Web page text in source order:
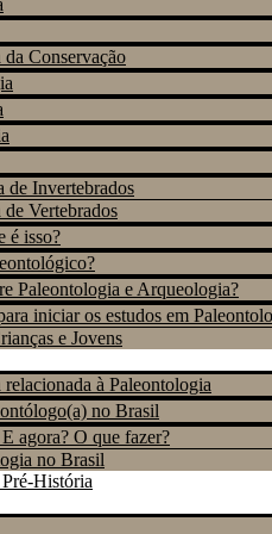
Conservação
de Invertebrados
Vertebrados
é isso?
Paleontologia e Arqueologia?
iniciar os estudos em
e Jovens
à Paleontologia
no Brasil
agora? O que fazer?
no Brasil
História